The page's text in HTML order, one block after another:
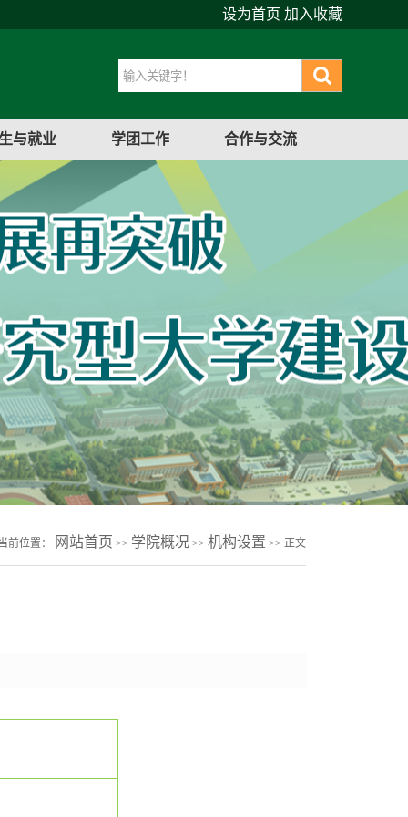
设为首页 加入收藏
与就业 学团工作 合作与交流
前位置： 网站首页 >> 学院概况 >> 机构设置 >> 正文